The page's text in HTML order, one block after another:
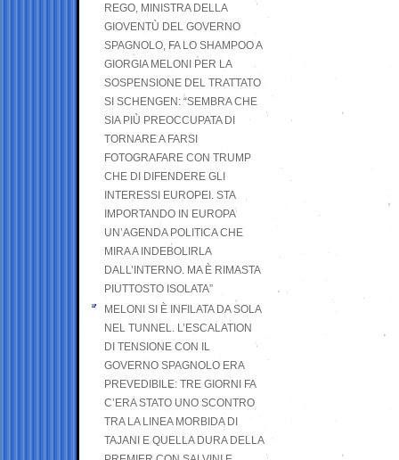
REGO, MINISTRA DELLA
GIOVENTÙ DEL GOVERNO
SPAGNOLO, FA LO SHAMPOO A
GIORGIA MELONI PER LA
SOSPENSIONE DEL TRATTATO
SI SCHENGEN: “SEMBRA CHE
SIA PIÙ PREOCCUPATA DI
TORNARE A FARSI
FOTOGRAFARE CON TRUMP
CHE DI DIFENDERE GLI
INTERESSI EUROPEI. STA
IMPORTANDO IN EUROPA
UN’AGENDA POLITICA CHE
MIRA A INDEBOLIRLA
DALL’INTERNO. MA È RIMASTA
PIUTTOSTO ISOLATA”
MELONI SI È INFILATA DA SOLA
NEL TUNNEL. L’ESCALATION
DI TENSIONE CON IL
GOVERNO SPAGNOLO ERA
PREVEDIBILE: TRE GIORNI FA
C’ERA STATO UNO SCONTRO
TRA LA LINEA MORBIDA DI
TAJANI E QUELLA DURA DELLA